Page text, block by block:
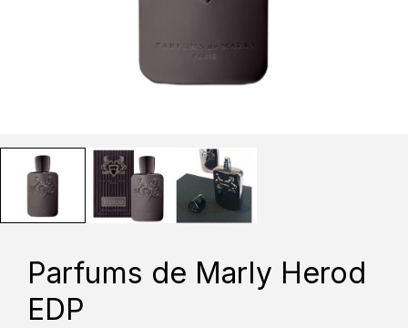
Parfums de Marly Herod
EDP